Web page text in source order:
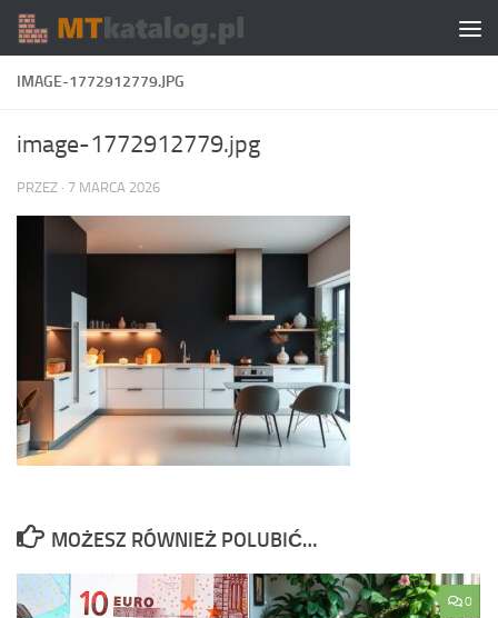
Skip to content
IMAGE-1772912779.JPG
image-1772912779.jpg
PRZEZ · 7 MARCA 2026
MOŻESZ RÓWNIEŻ POLUBIĆ…
0